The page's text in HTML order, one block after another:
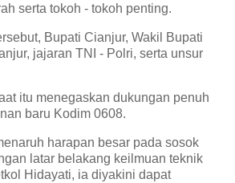
serta tokoh - tokoh penting.
Bupati Cianjur, Wakil Bupati
jajaran TNI - Polri, serta unsur
itu menegaskan dukungan penuh
baru Kodim 0608.
harapan besar pada sosok
latar belakang keilmuan teknik
Hidayati, ia diyakini dapat